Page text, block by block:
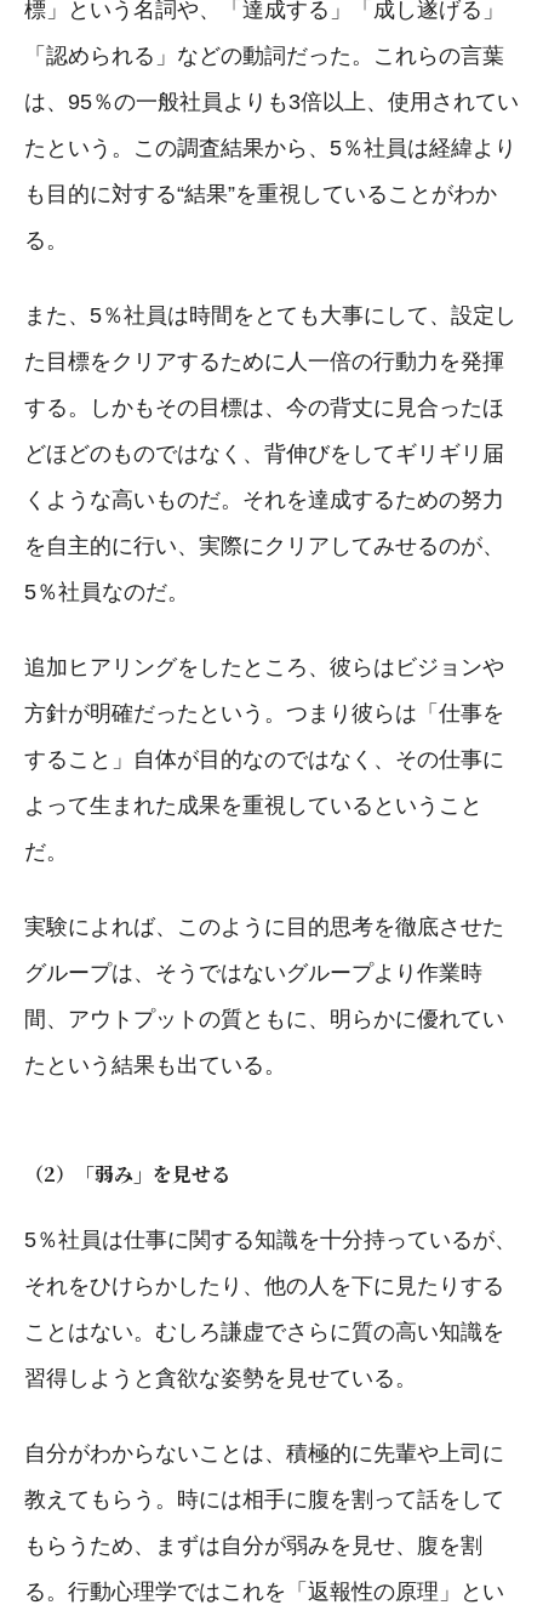
標」という名詞や、「達成する」「成し遂げる」
「認められる」などの動詞だった。これらの言葉
は、95％の一般社員よりも3倍以上、使用されてい
たという。この調査結果から、5％社員は経緯より
も目的に対する“結果”を重視していることがわか
る。
また、5％社員は時間をとても大事にして、設定し
た目標をクリアするために人一倍の行動力を発揮
する。しかもその目標は、今の背丈に見合ったほ
どほどのものではなく、背伸びをしてギリギリ届
くような高いものだ。それを達成するための努力
を自主的に行い、実際にクリアしてみせるのが、
5％社員なのだ。
追加ヒアリングをしたところ、彼らはビジョンや
方針が明確だったという。つまり彼らは「仕事を
すること」自体が目的なのではなく、その仕事に
よって生まれた成果を重視しているということ
だ。
実験によれば、このように目的思考を徹底させた
グループは、そうではないグループより作業時
間、アウトプットの質ともに、明らかに優れてい
たという結果も出ている。
（2）「弱み」を見せる
5％社員は仕事に関する知識を十分持っているが、
それをひけらかしたり、他の人を下に見たりする
ことはない。むしろ謙虚でさらに質の高い知識を
習得しようと貪欲な姿勢を見せている。
自分がわからないことは、積極的に先輩や上司に
教えてもらう。時には相手に腹を割って話をして
もらうため、まずは自分が弱みを見せ、腹を割
る。行動心理学ではこれを「返報性の原理」とい